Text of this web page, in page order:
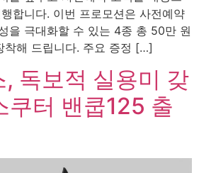
합니다. 이번 프로모션은 사전예약
을 극대화할 수 있는 4종 총 50만 원
착해 드립니다. 주요 증정 […]
독보적 실용미 갖
쿠터 밴쿱125 출